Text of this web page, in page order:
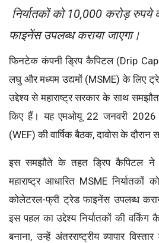
निर्यातकों को 10,000 करोड़
फाइनेंस उपलब्ध कराया जाएगा।
फिनटेक कंपनी ड्रिप कैपिटल (Drip
लघु और मध्यम उद्यमों (MSME) के लिए
उद्देश्य से महाराष्ट्र सरकार के साथ
किए हैं। यह एमओयू 22 जनवरी 2026
(WEF) की वार्षिक बैठक, दावोस के दौरान
इस समझौते के तहत ड्रिप कैपिटल
महाराष्ट्र आधारित MSME
कोलेटरल-फ्री ट्रेड फाइनेंस उपलब्ध
इस पहल का उद्देश्य निर्यातकों की
बनाना, उन्हें अंतरराष्ट्रीय व्यापार